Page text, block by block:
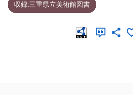
収録:三重県立美術館図書